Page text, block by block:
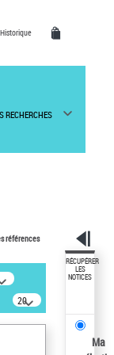
Historique
RECHERCHES
références
20
résultats/page
RÉCUPÉRER
LES
NOTICES
Ma